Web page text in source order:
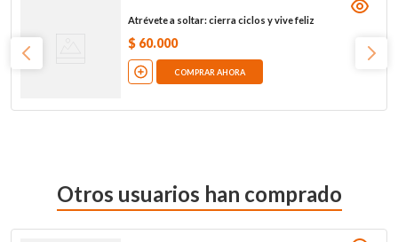
Atrévete a soltar: cierra ciclos y vive feliz
$ 60.000
COMPRAR AHORA
Otros usuarios han comprado